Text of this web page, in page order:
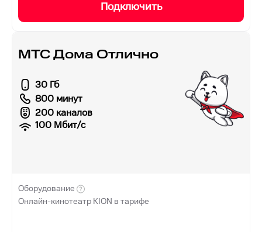
Подключить
МТС Дома Отлично
30 Гб
800 минут
200 каналов
100 Мбит/с
Оборудование
Онлайн-кинотеатр KION в тарифе